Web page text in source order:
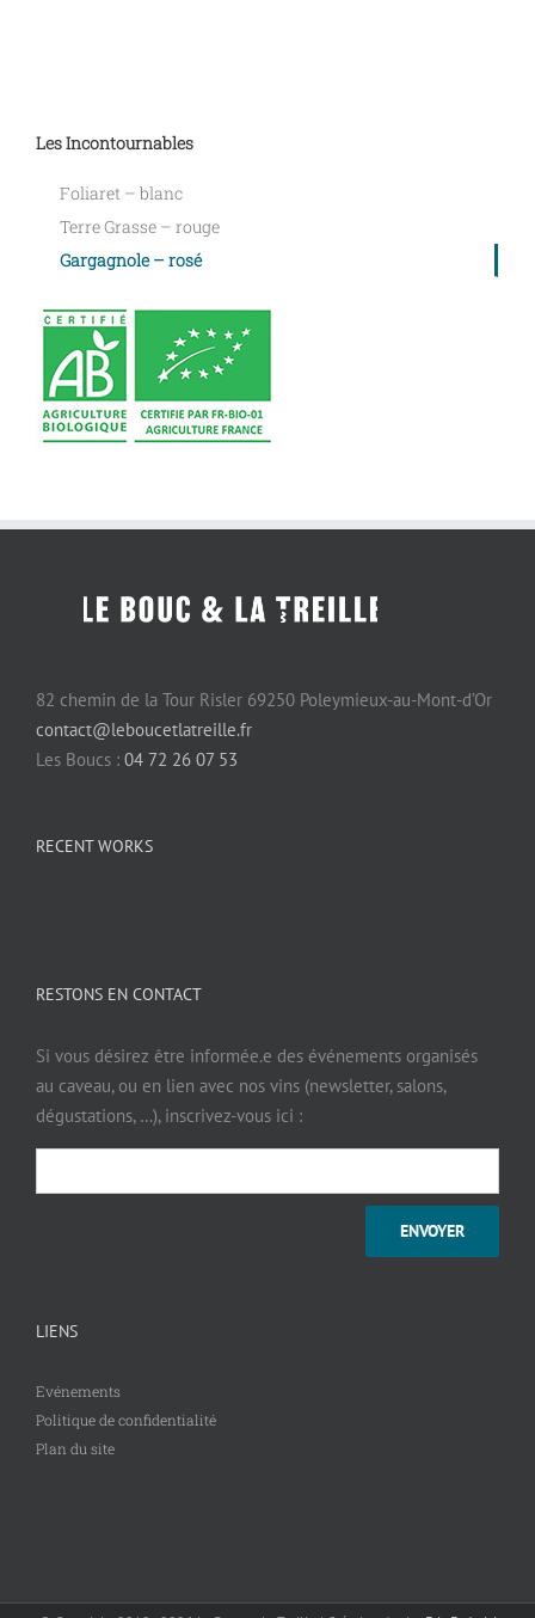
Les Incontournables
Foliaret – blanc
Terre Grasse – rouge
Gargagnole – rosé
82 chemin de la Tour Risler 69250 Poleymieux-au-Mont-d’Or
contact@leboucetlatreille.fr
Les Boucs : 04 72 26 07 53
RECENT WORKS
RESTONS EN CONTACT
Si vous désirez être informée.e des événements organisés
au caveau, ou en lien avec nos vins (newsletter, salons,
dégustations, …), inscrivez-vous ici :
LIENS
Evénements
Politique de confidentialité
Plan du site